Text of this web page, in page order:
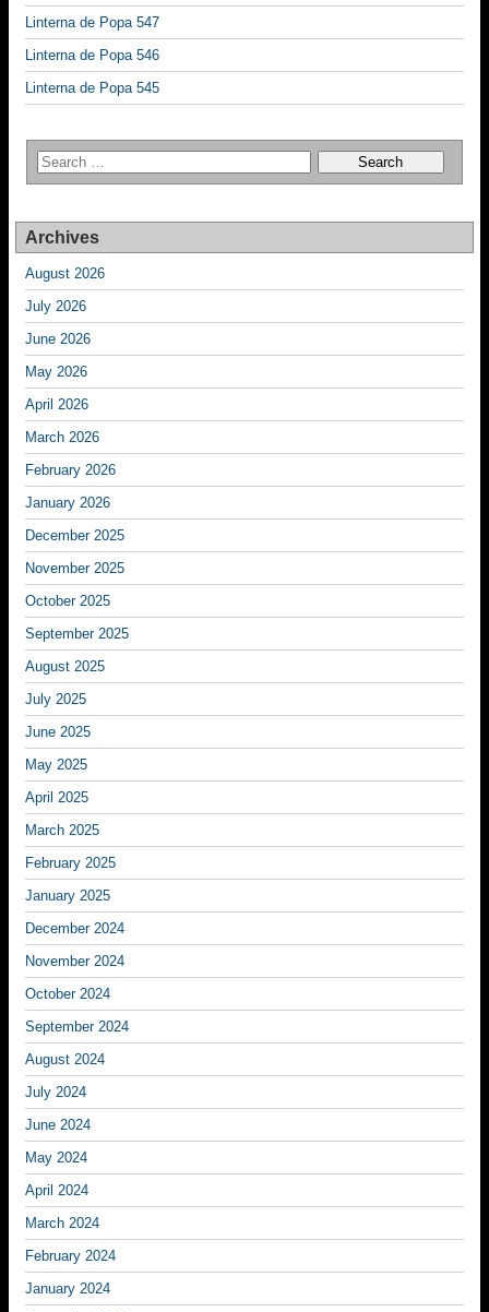
Linterna de Popa 547
Linterna de Popa 546
Linterna de Popa 545
Archives
August 2026
July 2026
June 2026
May 2026
April 2026
March 2026
February 2026
January 2026
December 2025
November 2025
October 2025
September 2025
August 2025
July 2025
June 2025
May 2025
April 2025
March 2025
February 2025
January 2025
December 2024
November 2024
October 2024
September 2024
August 2024
July 2024
June 2024
May 2024
April 2024
March 2024
February 2024
January 2024